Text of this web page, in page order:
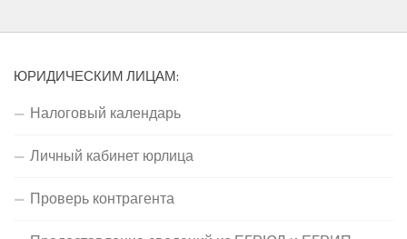
ЮРИДИЧЕСКИМ ЛИЦАМ:
Налоговый календарь
Личный кабинет юрлица
Проверь контрагента